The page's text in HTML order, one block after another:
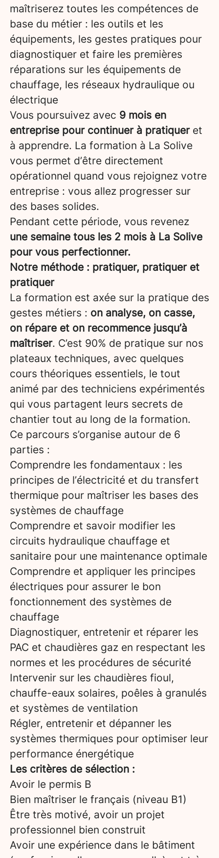
maîtriserez toutes les compétences de
base du métier : les outils et les
équipements, les gestes pratiques pour
diagnostiquer et faire les premières
réparations sur les équipements de
chauffage, les réseaux hydraulique ou
électrique
Vous poursuivez avec 9 mois en
entreprise pour continuer à pratiqueret
à apprendre. La formation à La Solive
vous permet d’être directement
opérationnel quand vous rejoignez votre
entreprise : vous allez progresser sur
des bases solides.
Pendant cette période, vous revenez
une semaine tous les 2 mois à La Solive
pour vous perfectionner.
Notre méthode : pratiquer, pratiquer et
pratiquer
La formation est axée sur la pratique des
gestes métiers : on analyse, on casse,
on répare et on recommence jusqu’à
maîtriser. C’est 90% de pratique sur nos
plateaux techniques, avec quelques
cours théoriques essentiels, le tout
animé par des techniciens expérimentés
qui vous partagent leurs secrets de
chantier tout au long de la formation.
Ce parcours s’organise autour de 6
parties :
Comprendre les fondamentaux : les
principes de l’électricité et du transfert
thermique pour maîtriser les bases des
systèmes de chauffage
Comprendre et savoir modifier les
circuits hydraulique chauffage et
sanitaire pour une maintenance optimale
Comprendre et appliquer les principes
électriques pour assurer le bon
fonctionnement des systèmes de
chauffage
Diagnostiquer, entretenir et réparer les
PAC et chaudières gaz en respectant les
normes et les procédures de sécurité
Intervenir sur les chaudières fioul,
chauffe-eaux solaires, poêles à granulés
et systèmes de ventilation
Régler, entretenir et dépanner les
systèmes thermiques pour optimiser leur
performance énergétique
Les critères de sélection :
Avoir le permis B
Bien maîtriser le français (niveau B1)
Être très motivé, avoir un projet
professionnel bien construit
Avoir une expérience dans le bâtiment